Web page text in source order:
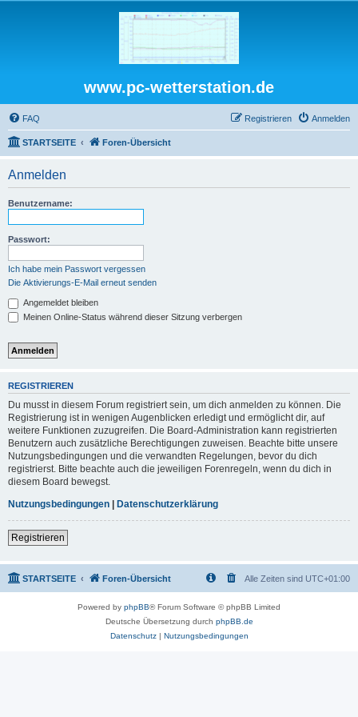
www.pc-wetterstation.de
FAQ Anmelden
Registrieren
STARTSEITE Foren-Übersicht
Anmelden
Benutzername:
Passwort:
Ich habe mein Passwort vergessen
Die Aktivierungs-E-Mail erneut senden
Angemeldet bleiben
Meinen Online-Status während dieser Sitzung verbergen
REGISTRIEREN
Du musst in diesem Forum registriert sein, um dich anmelden zu können. Die
Registrierung ist in wenigen Augenblicken erledigt und ermöglicht dir, auf
weitere Funktionen zuzugreifen. Die Board-Administration kann registrierten
Benutzern auch zusätzliche Berechtigungen zuweisen. Beachte bitte unsere
Nutzungsbedingungen und die verwandten Regelungen, bevor du dich
registrierst. Bitte beachte auch die jeweiligen Forenregeln, wenn du dich in
diesem Board bewegst.
Nutzungsbedingungen | Datenschutzerklärung
Registrieren
STARTSEITE Foren-Übersicht Alle Zeiten sind UTC+01:00
Powered by phpBB® Forum Software © phpBB Limited
Deutsche Übersetzung durch phpBB.de
Datenschutz| Nutzungsbedingungen